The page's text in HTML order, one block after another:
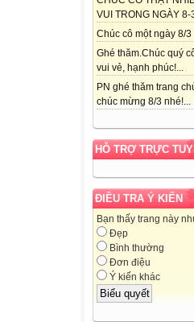
VUI TRONG NGÀY 8-
Chúc cô một ngày 8/3
Ghé thăm.Chúc quý
vui vẻ, hạnh phúc!...
PN ghé thăm trang
chúc mừng 8/3 nhé!...
HỖ TRỢ TRỰC
ĐIỀU TRA Ý KIẾN
Bạn thấy trang này
Đẹp
Bình thường
Đơn điệu
Ý kiến khác